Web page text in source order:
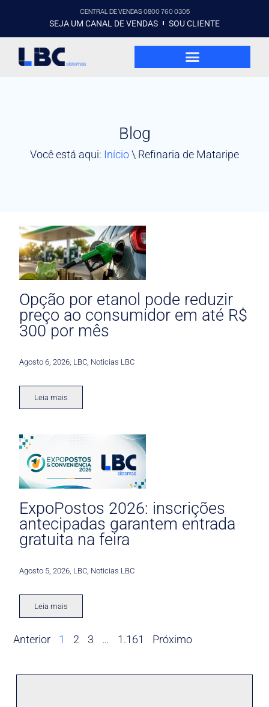
CENTRAL DE VENDAS 0800 760 0305
SEJA UM CANAL DE VENDAS SOU CLIENTE
Blog
Você está aqui: Início\ Refinaria de Mataripe
Opção por etanol pode reduzir
preço ao consumidor em até R$
300 por mês
Agosto 6, 2026 LBC Noticias LBC
Leia mais
ExpoPostos 2026: inscrições
antecipadas garantem entrada
gratuita na feira
Agosto 5, 2026 LBC Noticias LBC
Leia mais
Anterior 1 2 3 … 1.161 Próximo